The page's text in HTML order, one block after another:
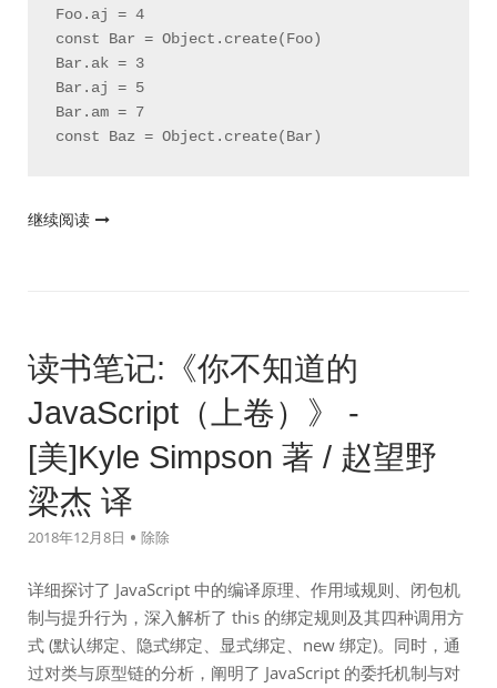
Foo.aj = 4
const Bar = Object.create(Foo)
Bar.ak = 3
Bar.aj = 5
Bar.am = 7
"如
型
链
上
重
复
的
属
继续阅读
读书笔记:《你不知道的
JavaScript（上卷）》 -
[美]Kyle Simpson 著 / 赵望野
梁杰 译
2018年12月8日 除除
详细探讨了 JavaScript 中的编译原理、作用域规则、闭包机
制与提升行为，深入解析了 this 的绑定规则及其四种调用方
式 (默认绑定、隐式绑定、显式绑定、new 绑定)。同时，通
过对类与原型链的分析，阐明了 JavaScript 的委托机制与对